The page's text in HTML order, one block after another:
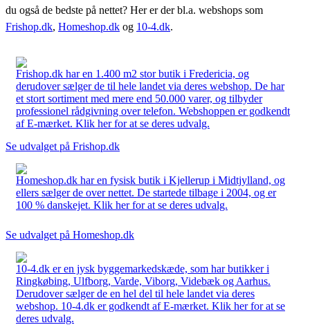
du også de bedste på nettet? Her er der bl.a. webshops som
Frishop.dk, Homeshop.dk og 10-4.dk.
Frishop.dk har en 1.400 m2 stor butik i Fredericia, og
derudover sælger de til hele landet via deres webshop. De har
et stort sortiment med mere end 50.000 varer, og tilbyder
professionel rådgivning over telefon. Webshoppen er godkendt
af E-mærket. Klik her for at se deres udvalg.
Se udvalget på Frishop.dk
Homeshop.dk har en fysisk butik i Kjellerup i Midtjylland, og
ellers sælger de over nettet. De startede tilbage i 2004, og er
100 % danskejet. Klik her for at se deres udvalg.
Se udvalget på Homeshop.dk
10-4.dk er en jysk byggemarkedskæde, som har butikker i
Ringkøbing, Ulfborg, Varde, Viborg, Videbæk og Aarhus.
Derudover sælger de en hel del til hele landet via deres
webshop. 10-4.dk er godkendt af E-mærket. Klik her for at se
deres udvalg.